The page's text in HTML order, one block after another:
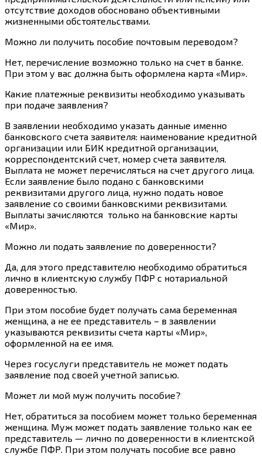
отсутствие доходов обосновано объективными
жизненными обстоятельствами.
Можно ли получить пособие почтовым переводом?
Нет, перечисление возможно только на счет в банке.
При этом у вас должна быть оформлена карта «Мир».
Какие платежные реквизиты необходимо указывать
при подаче заявления?
В заявлении необходимо указать данные именно
банковского счета заявителя: наименование кредитной
организации или БИК кредитной организации,
корреспондентский счет, номер счета заявителя.
Выплата не может перечисляться на счет другого лица.
Если заявление было подано с банковскими
реквизитами другого лица, нужно подать новое
заявление со своими банковскими реквизитами.
Выплаты зачисляются только на банковские карты
«Мир».
Можно ли подать заявление по доверенности?
Да, для этого представителю необходимо обратиться
лично в клиентскую службу ПФР с нотариальной
доверенностью.
При этом пособие будет получать сама беременная
женщина, а не ее представитель – в заявлении
указываются реквизиты счета карты «Мир»,
оформленной на ее имя.
Через госуслуги представитель не может подать
заявление под своей учетной записью.
Может ли мой муж получить пособие?
Нет, обратиться за пособием может только беременная
женщина. Муж может подать заявление только как ее
представитель — лично по доверенности в клиентской
службе ПФР. При этом получать пособие все равно